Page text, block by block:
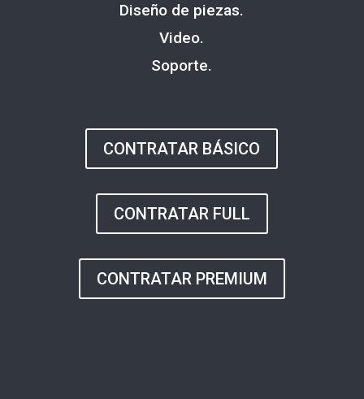
Diseño de piezas.
Video.
Soporte.
CONTRATAR BÁSICO
CONTRATAR FULL
CONTRATAR PREMIUM